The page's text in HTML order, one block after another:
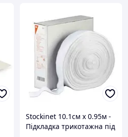
Stockinet 10.1см х 0.95м -
Підкладка трикотажна під